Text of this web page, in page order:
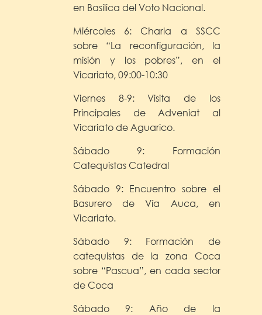
en Basílica del Voto Nacional.
Miércoles 6: Charla a SSCC
sobre “La reconfiguración, la
misión y los pobres”, en el
Vicariato, 09:00-10:30
Viernes 8-9: Visita de los
Principales de Adveniat al
Vicariato de Aguarico.
Sábado 9: Formación
Catequistas Catedral
Sábado 9: Encuentro sobre el
Basurero de Vía Auca, en
Vicariato.
Sábado 9: Formación de
catequistas de la zona Coca
sobre “Pascua”, en cada sector
de Coca
Sábado 9: Año de la